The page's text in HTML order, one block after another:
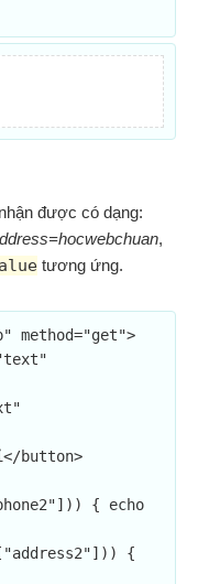
được có dạng:
,
tương ứng.
method="get">
{